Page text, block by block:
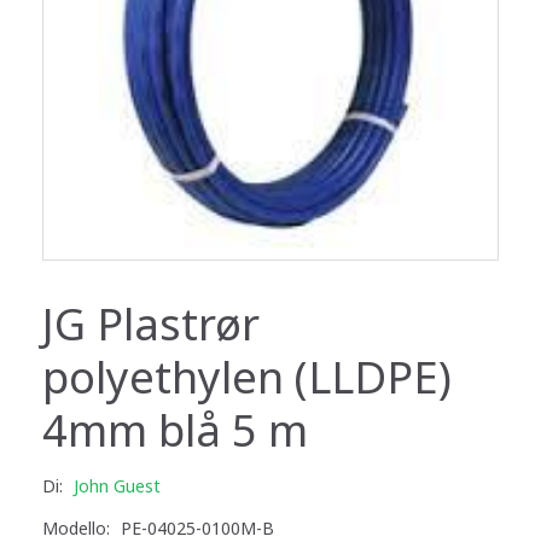
JG Plastrør
polyethylen (LLDPE)
4mm blå 5 m
Di: John Guest
Modello: PE-04025-0100M-B